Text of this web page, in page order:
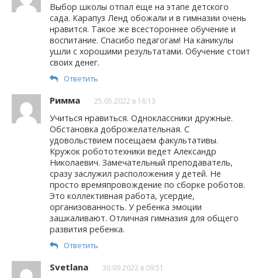
Выбор школы отпал еще на этапе детского
сада. Карапуз Ленд обожали и в гимназии очень
нравится. Такое же всестороннее обучение и
воспитание. Спасибо педагогам! На каникулы
ушли с хорошими результатами. Обучение стоит
своих денег.
Ответить
Римма 25.05.2022 в 16:13
Учиться нравиться. Одноклассники дружные.
Обстановка доброжелательная. С
удовольствием посещаем факультативы.
Кружок робототехники ведет Александр
Николаевич. Замечательный преподаватель,
сразу заслужил расположения у детей. Не
просто времяпровождение по сборке роботов.
Это коллективная работа, усердие,
организованность. У ребенка эмоции
зашкаливают. Отличная гимназия для общего
развития ребенка.
Ответить
Svetlana 30.09.2022 в 09:51